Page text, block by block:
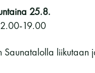
25.8.
19.00
liikutaan